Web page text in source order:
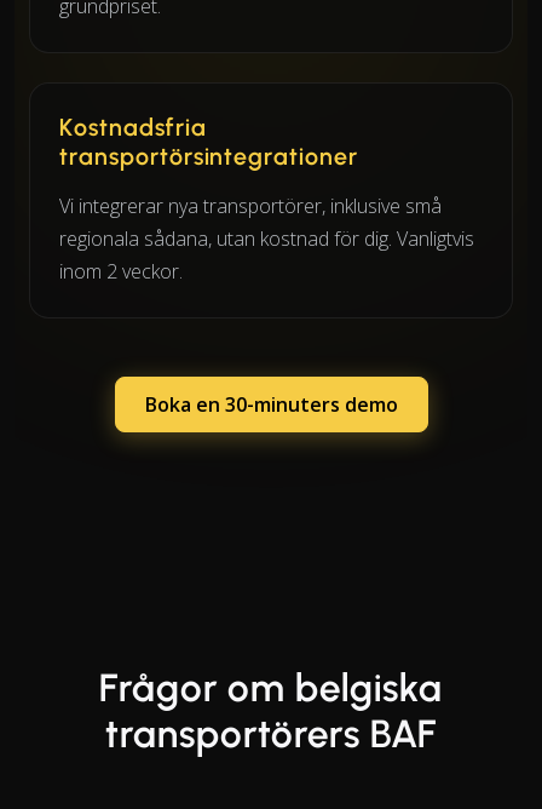
grundpriset.
Kostnadsfria
transportörsintegrationer
Vi integrerar nya transportörer, inklusive små
regionala sådana, utan kostnad för dig. Vanligtvis
inom 2 veckor.
Boka en 30-minuters demo
Frågor om belgiska
transportörers BAF